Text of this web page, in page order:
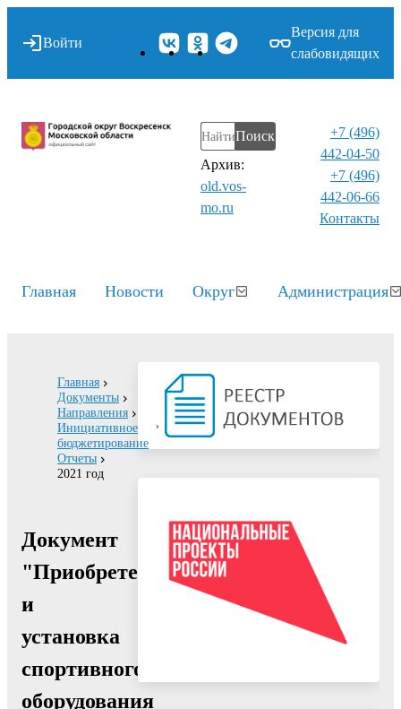
Войти
Версия для
слабовидящих
Поиск
Архив:
old.vos-
mo.ru
+7 (496)
442-04-50
+7 (496)
442-06-66
Контакты⁠
Главная Новости Округ Администрация
Главная
Документы
Направления
Инициативное
бюджетирование
Отчеты
2021 год
Документ
"Приобретение
и
установка
спортивного
оборудования